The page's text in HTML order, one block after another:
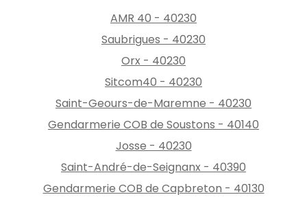
AMR 40 - 40230
Saubrigues - 40230
Orx - 40230
Sitcom40 - 40230
Saint-Geours-de-Maremne - 40230
Gendarmerie COB de Soustons - 40140
Josse - 40230
Saint-André-de-Seignanx - 40390
Gendarmerie COB de Capbreton - 40130